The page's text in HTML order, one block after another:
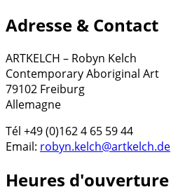
Adresse & Contact
ARTKELCH – Robyn Kelch
Contemporary Aboriginal Art
79102 Freiburg
Allemagne
Tél +49 (0)162 4 65 59 44
Email: robyn.kelch@artkelch.de
Heures d'ouverture